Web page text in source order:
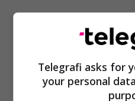
Telegrafi asks for
your personal